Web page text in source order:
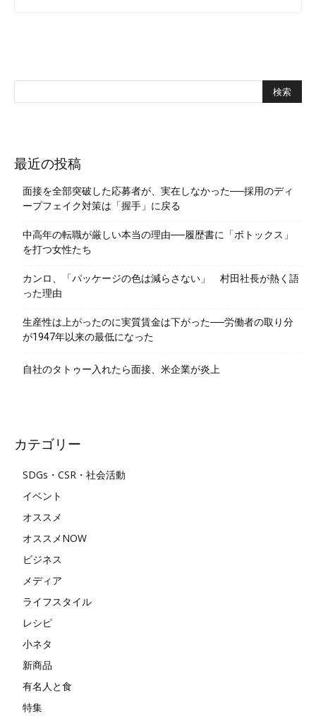
最近の投稿
面接を全部突破した応募者が、実在しなかった──採用のディ
ープフェイク対策は「握手」に戻る
中高年の転職が厳しい本当の理由──履歴書に「ボトックス」
を打つ女性たち
カンロ、「パッケージの色は減らさない」 村田社長が熱く語
った理由
生産性は上がったのに実質賃金は下がった──労働者の取り分
が1947年以来の最低になった
自社のタトゥー入れたら面接、米企業が炎上
カテゴリー
SDGs・CSR・社会活動
イベント
オススメ
オススメNOW
ビジネス
メディア
ライフスタイル
レシピ
小ネタ
新商品
有名人と食
特集